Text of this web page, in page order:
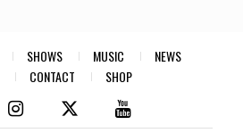
SHOWS MUSIC
NEWS
CONTACT SHOP